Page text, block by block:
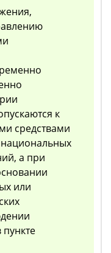
к
средствами
а при
или